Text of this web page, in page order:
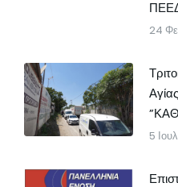
24
5